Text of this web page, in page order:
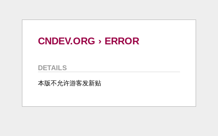
CNDEV.ORG › ERROR
DETAILS
本版不允许游客发新贴